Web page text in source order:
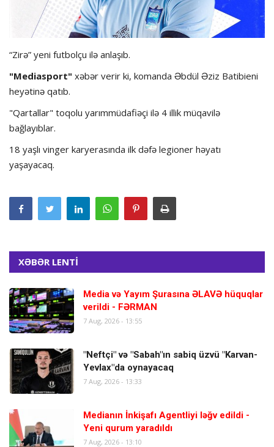
İdman növləri
“Zirə” yeni futbolçu ilə anlaşıb.
"Mediasport" xəbər verir ki, komanda Əbdül Əziz Batibieni
heyətinə qatıb.
"Qartallar" toqolu yarımmüdafiəçi ilə 4 illik müqavilə
bağlayıblar.
18 yaşlı vinger karyerasında ilk dəfə legioner həyatı
yaşayacaq.
XƏBƏR LENTİ
Media və Yayım Şurasına ƏLAVƏ hüquqlar
verildi - FƏRMAN
7 Aug, 2026 - 13:55
"Neftçi" və "Sabah"ın sabiq üzvü "Karvan-
Yevlax"da oynayacaq
7 Aug, 2026 - 13:33
Medianın İnkişafı Agentliyi ləğv edildi -
Yeni qurum yaradıldı
7 Aug, 2026 - 13:10